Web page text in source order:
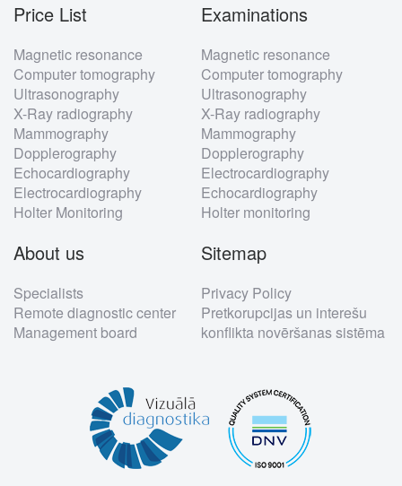
Footer
menu
Price List
Magnetic resonance
Computer tomography
Ultrasonography
X-Ray radiography
Mammography
Dopplerography
Echocardiography
Electrocardiography
Holter Monitoring
Examinations
Magnetic resonance
Computer tomography
Ultrasonography
X-Ray radiography
Mammography
Dopplerography
Electrocardiography
Echocardiography
Holter monitoring
About us
Specialists
Remote diagnostic center
Management board
Sitemap
Privacy Policy
Pretkorupcijas un interešu
konflikta novēršanas sistēma